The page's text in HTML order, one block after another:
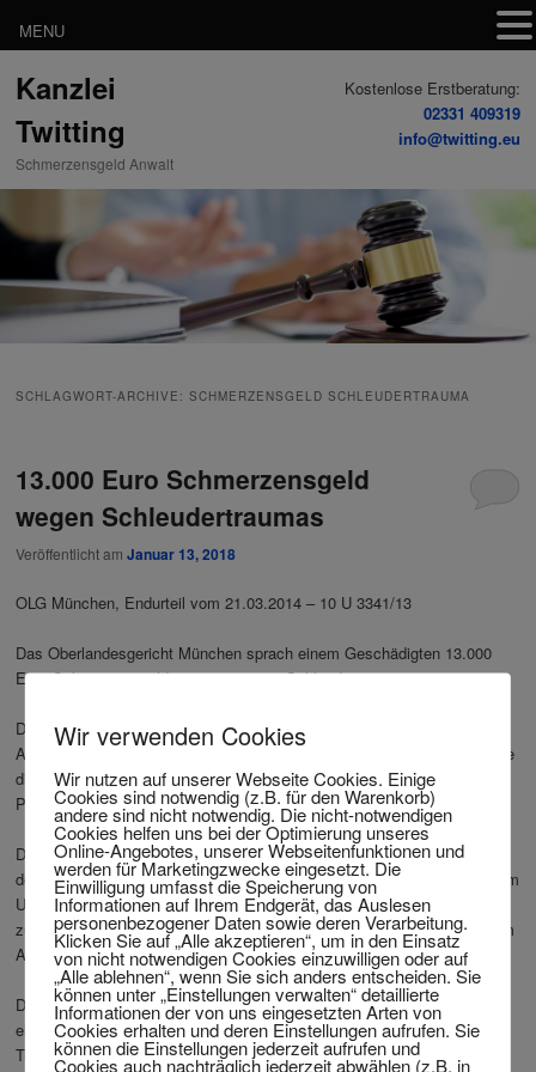
Inhalt
sekundären
wechseln
Kanzlei
Twitting
Schmerzensgeld Anwalt
Kostenlose Erstberatung:
02331 409319
info@twitting.eu
SCHLAGWORT-ARCHIVE: SCHMERZENSGELD SCHLEUDERTRAUMA
13.000 Euro Schmerzensgeld
wegen Schleudertraumas
Veröffentlicht amJanuar 13, 2018
OLG München, Endurteil vom 21.03.2014 – 10 U 3341/13
Das Oberlandesgericht München sprach einem Geschädigten 13.000
Euro Schmerzensgeld zu wegen eines Schleudertraumas.
Der Unfallverursacher hatte dem Verletzten die Vorfahrt genommen.
Außerdem stand er unter Alkoholeinfluss. Beim Unfallverursacher wurde
direkt nach dem Unfall eine Blutalkoholkonzentration (BAK) von 1,4
Promille festgestellt.
Der Geschädigte erlitt eine HWS-Distorsion 1. Grades und Prellungen
des Unterarms und des Schienbeins. Noch mehr als 9 Monate nach dem
Unfall war er arbeitsunfähig, was in erster Linie nicht auf den Unfall
zurückzuführen war, sondern auf die unzureichende Schmerztherapie im
Anschluss.
Die Versicherung des Unfallverursachers hatte dem Geschädigten nur
einen Betrag in Höhe von 2.000 Euro gezahlt. Das Landgericht
Traunstein sprach dem Kläger weitere 3.000 Euro Schmerzensgeld zu.
MENU
Wir verwenden Cookies
Wir nutzen auf unserer Webseite Cookies. Einige
Cookies sind notwendig (z.B. für den Warenkorb)
andere sind nicht notwendig. Die nicht-notwendigen
Cookies helfen uns bei der Optimierung unseres
Online-Angebotes, unserer Webseitenfunktionen und
werden für Marketingzwecke eingesetzt. Die
Einwilligung umfasst die Speicherung von
Informationen auf Ihrem Endgerät, das Auslesen
personenbezogener Daten sowie deren Verarbeitung.
Klicken Sie auf „Alle akzeptieren“, um in den Einsatz
von nicht notwendigen Cookies einzuwilligen oder auf
„Alle ablehnen“, wenn Sie sich anders entscheiden. Sie
können unter „Einstellungen verwalten“ detaillierte
Informationen der von uns eingesetzten Arten von
Cookies erhalten und deren Einstellungen aufrufen. Sie
können die Einstellungen jederzeit aufrufen und
Cookies auch nachträglich jederzeit abwählen (z.B. in